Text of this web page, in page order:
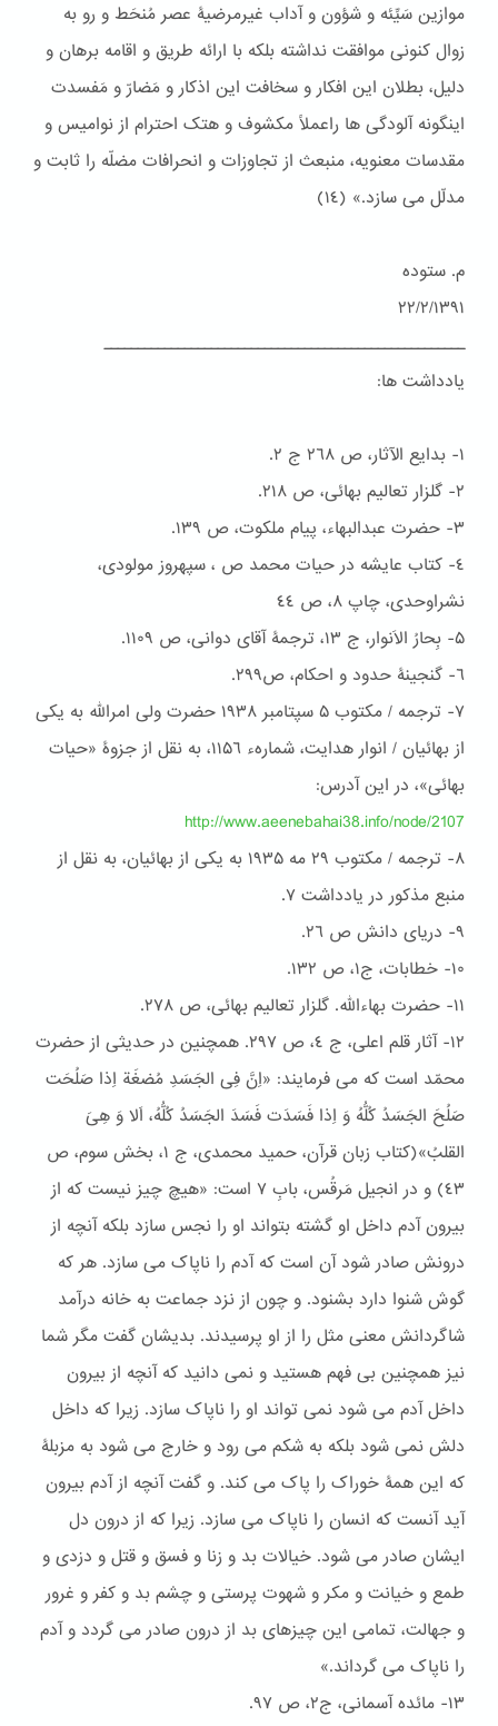
موازین سَیِّئه و شؤون و آداب غیرمرضیۀ عصر مُنحَط و رو به
زوال کنونی موافقت نداشته بلکه با ارائه طریق و اقامه برهان و
دلیل، بطلان این افکار و سخافت این اذکار و مَضارّ و مَفسدت
اینگونه آلودگی ها راعملاً مکشوف و هتک احترام از نوامیس و
مقدسات معنویه، منبعث از تجاوزات و انحرافات مضلّه را ثابت و
مدلّل می سازد.» (١٤)
م. ستوده
٢٢/٢/١٣٩١
ــــــــــــــــــــــــــــــــــــــــــــــــــــــ
یادداشت ها:
١- بدایع الآثار، ص ٢٦٨ ج ٢.
٢- گلزار تعالیم بهائی، ص ٢١۸.
٣- حضرت عبدالبهاء، پیام ملکوت، ص ١٣٩.
٤- كتاب عایشه در حیات محمد ص ، سپهروز مولودی،
نشراوحدی، چاپ ۸، ص ٤٤
۵- بِحارُ الاَنوار، ج ۱۳، ترجمۀ آقای دوانی، ص ۱۱۰۹.
٦- گنجینۀ حدود و احكام، ص۲۹۹.
۷- ترجمه / مکتوب ۵ سپتامبر ١٩٣۸ حضرت ولی امرالله به یکی
از بهائیان / انوار هدایت، شمارهء ١١۵٦، به نقل از جزوۀ «حیات
بهائی»، در این آدرس:
http://www.aeenebahai38.info/node/2107
۸- ترجمه / مکتوب ٢٩ مه ١٩٣۵ به یکی از بهائیان، به نقل از
منبع مذکور در یادداشت ۷.
٩- دریای دانش ص ٢٦.
١۰- خطابات، ج١، ص ١٣٢.
١١- حضرت بهاءالله. گلزار تعالیم بهائی، ص ٢۷۸.
١٢- آثار قلم اعلی، ج ٤، ص ٢٩۷. همچنین در حدیثی از حضرت
محمّد است که می فرمایند: «اِنَّ فِی الجَسَدِ مُضغَة اِذا صَلُحَت
صَلُحَ الجَسَدُ کُلُّهُ وَ اِذا فَسَدَت فَسَدَ الجَسَدُ کُلُّهُ، اَلا وَ هِیَ
القلبُ»(کتاب زبان قرآن، حمید محمدی، ج ١، بخش سوم، ص
٤٣) و در انجیل مَرقُس، بابِ ۷ است: «هیچ چیز نیست که از
بیرون آدم داخل او گشته بتواند او را نجس سازد بلکه آنچه از
درونش صادر شود آن است که آدم را ناپاک می سازد. هر که
گوش شنوا دارد بشنود. و چون از نزد جماعت به خانه درآمد
شاگردانش معنی مثل را از او پرسیدند. بدیشان گفت مگر شما
نیز همچنین بی فهم هستید و نمی دانید که آنچه از بیرون
داخل آدم می شود نمی تواند او را ناپاک سازد. زیرا که داخل
دلش نمی شود بلکه به شکم می رود و خارج می شود به مزبلۀ
که این همۀ خوراک را پاک می کند. و گفت آنچه از آدم بیرون
آید آنست که انسان را ناپاک می سازد. زیرا که از درون دل
ایشان صادر می شود. خیالات بد و زنا و فسق و قتل و دزدی و
طمع و خیانت و مکر و شهوت پرستی و چشم بد و کفر و غرور
و جهالت، تمامی این چیزهای بد از درون صادر می گردد و آدم
را ناپاک می گرداند.»
١٣- مائده آسمانی، ج٢، ص ٩۷.